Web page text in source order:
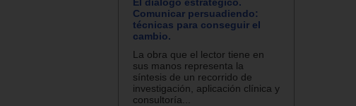
Comunicar persuadiendo:
técnicas para conseguir el
cambio.
La obra que el lector tiene en
sus manos representa la
síntesis de un recorrido de
investigación, aplicación clínica y
consultoría...